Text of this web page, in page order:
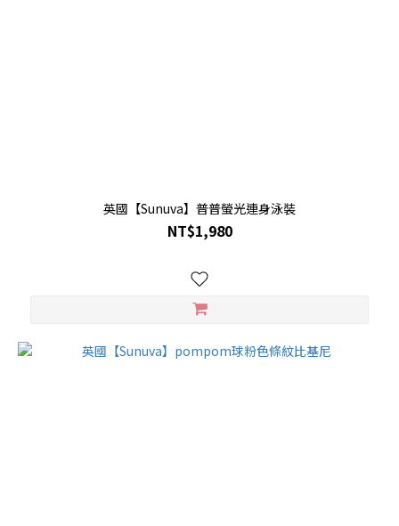
英國【Sunuva】普普螢光連身泳裝
NT$1,980